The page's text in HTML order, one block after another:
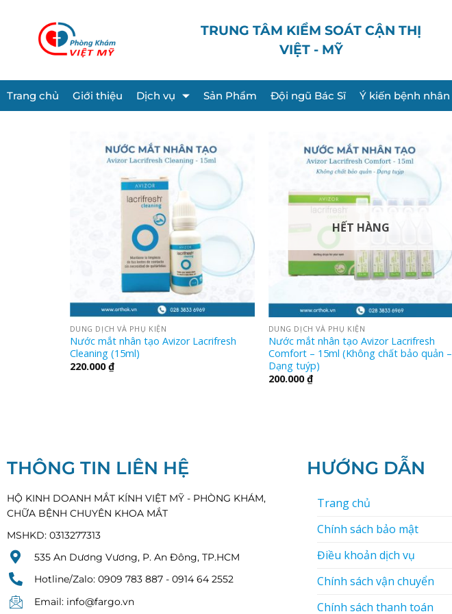
TRUNG TÂM KIỂM SOÁT CẬN THỊ
VIỆT - MỸ
Trang chủ Giới thiệu Dịch vụ Sản Phẩm Đội ngũ Bác Sĩ Ý kiến bệnh nhân
DUNG DỊCH VÀ PHỤ KIỆN
Nước mắt nhân tạo Avizor Lacrifresh
Cleaning (15ml)
220.000₫
HẾT HÀNG
DUNG DỊCH VÀ PHỤ KIỆN
Nước mắt nhân tạo Avizor Lacrifresh
Comfort – 15ml (Không chất bảo quản –
Dạng tuýp)
200.000₫
THÔNG TIN LIÊN HỆ
HỘ KINH DOANH MẮT KÍNH VIỆT MỸ - PHÒNG KHÁM,
CHỮA BỆNH CHUYÊN KHOA MẮT
MSHKD: 0313277313
535 An Dương Vương, P. An Đông, TP.HCM
Hotline/Zalo: 0909 783 887 - 0914 64 2552
Email: info@fargo.vn
HƯỚNG DẪN
Trang chủ
Chính sách bảo mật
Điều khoản dịch vụ
Chính sách vận chuyển
Chính sách thanh toán